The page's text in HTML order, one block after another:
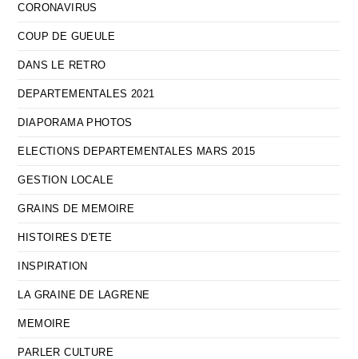
CORONAVIRUS
COUP DE GUEULE
DANS LE RETRO
DEPARTEMENTALES 2021
DIAPORAMA PHOTOS
ELECTIONS DEPARTEMENTALES MARS 2015
GESTION LOCALE
GRAINS DE MEMOIRE
HISTOIRES D'ETE
INSPIRATION
LA GRAINE DE LAGRENE
MEMOIRE
PARLER CULTURE